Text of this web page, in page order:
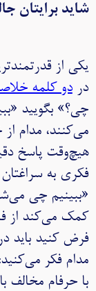
شاید برایتان
یکی از
دردو کلمه
چی؟» بگویید
می‌کنند، مدام
هیچ‌وقت پاسخ
فکری به
«ببینیم چی
کمک می‌کند از
فرض کنید باید
مدام فکر
با حرفام مخالف